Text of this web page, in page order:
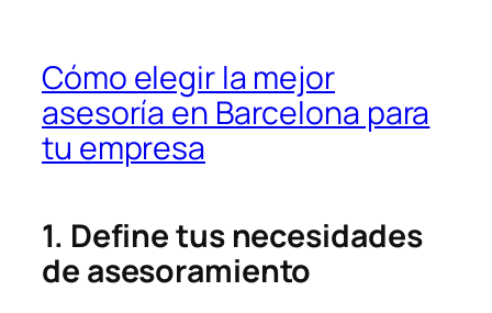
Cómo elegir la mejor
asesoría en Barcelona para
tu empresa
1. Define tus necesidades
de asesoramiento